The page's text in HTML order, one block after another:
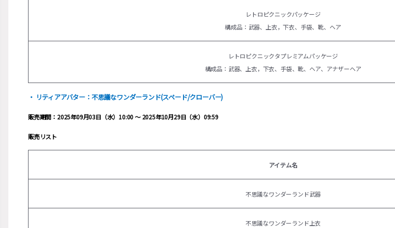
レトロピクニックパッケージ
構成品：武器、上衣，下衣、手袋、靴、ヘア
レトロピクニックタプレミアムパッケージ
構成品：武器、上衣，下衣、手袋、靴、ヘア、 アナザーヘア
・ リティアアバター：不思議なワンダーランド(スペード/クローバー)
販売期間：2025年09月03日（水）10:00 ～ 2025年10月29日（水）09:59
販売リスト
アイテム名
不思議なワンダーランド武器
不思議なワンダーランド上衣